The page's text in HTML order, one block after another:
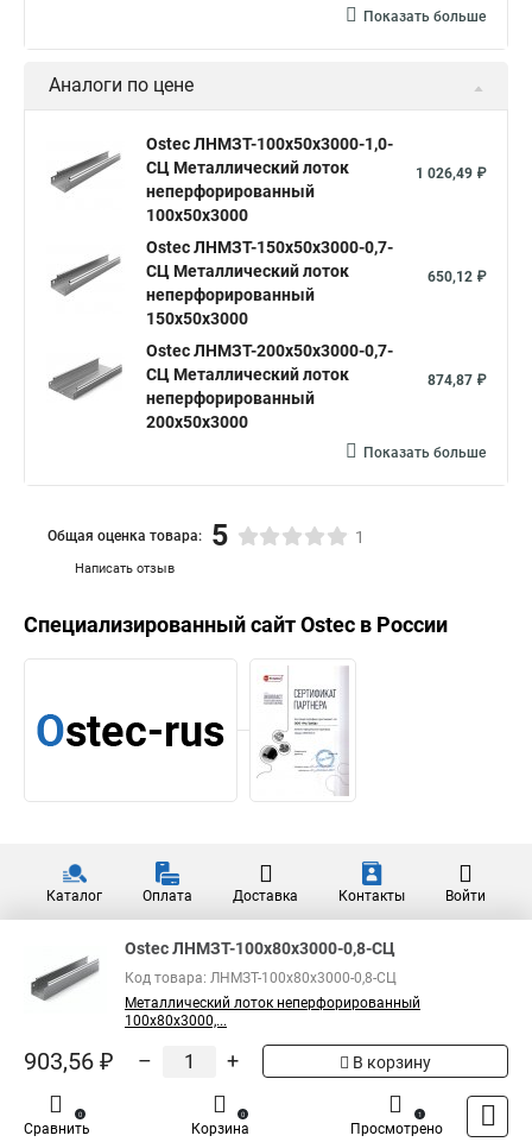
Показать больше
Аналоги по цене
Ostec ЛНМЗТ-100х50х3000-1,0-
СЦ Металлический лоток
неперфорированный
100х50х3000
1 026,49 ₽
Ostec ЛНМЗТ-150х50х3000-0,7-
СЦ Металлический лоток
неперфорированный
150х50х3000
650,12 ₽
Ostec ЛНМЗТ-200х50х3000-0,7-
СЦ Металлический лоток
неперфорированный
200х50х3000
874,87 ₽
Показать больше
Написать отзыв
Общая оценка товара: 5 1
Специализированный сайтOstec в России
Каталог Оплата Доставка Контакты Войти
Ostec ЛНМЗТ-100х80х3000-0,8-СЦ
Код товара: ЛНМЗТ-100х80х3000-0,8-СЦ
Металлический лоток неперфорированный
100х80х3000,...
903,56 ₽ – + В корзину
Сравнить
0
Корзина
0
Просмотрено
1